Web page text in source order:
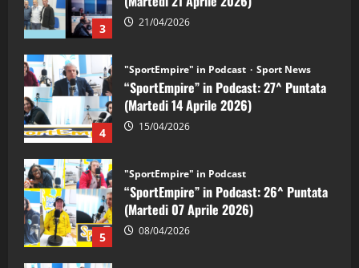
4
"SportEmpire" in Podcast
15/04/2026
5
"SportEmpire" in Podcast
08/04/2026
"SportEmpire" in Podcast